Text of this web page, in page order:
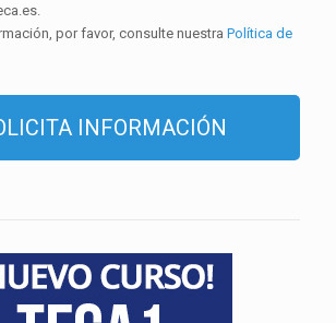
por favor, consulte nuestra Política de